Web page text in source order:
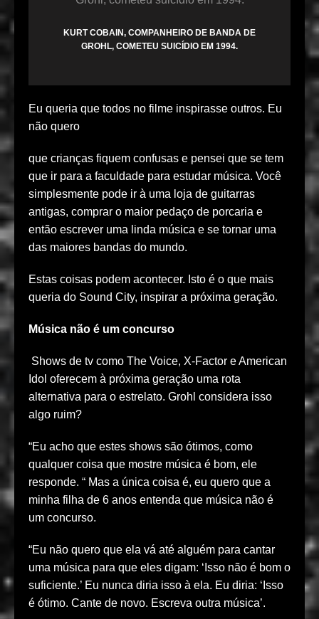
KURT COBAIN, COMPANHEIRO DE BANDA DE
GROHL, COMETEU SUICÍDIO EM 1994.
Eu queria que todos no filme inspirasse outros. Eu
não quero
que crianças fiquem confusas e pensei que se tem
que ir para a faculdade para estudar música. Você
simplesmente pode ir à uma loja de guitarras
antigas, comprar o maior pedaço de porcaria e
então escrever uma linda música e se tornar uma
das maiores bandas do mundo.
Estas coisas podem acontecer. Isto é o que mais
queria do Sound City, inspirar a próxima geração.
Música não é um concurso
Shows de tv como The Voice, X-Factor e American
Idol oferecem à próxima geração uma rota
alternativa para o estrelato. Grohl considera isso
algo ruim?
“Eu acho que estes shows são ótimos, como
qualquer coisa que mostre música é bom, ele
responde. “ Mas a única coisa é, eu quero que a
minha filha de 6 anos entenda que música não é
um concurso.
“Eu não quero que ela vá até alguém para cantar
uma música para que eles digam: ‘Isso não é bom o
suficiente.’ Eu nunca diria isso à ela. Eu diria: ‘Isso
é ótimo. Cante de novo. Escreva outra música’.